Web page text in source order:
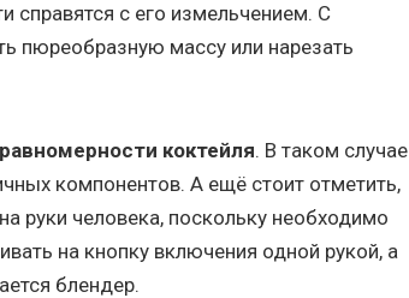
справятся с его измельчением. С
пюреобразную массу или нарезать
коктейля. В таком случае
компонентов. А ещё стоит отметить,
руки человека, поскольку необходимо
на кнопку включения одной рукой, а
блендер.